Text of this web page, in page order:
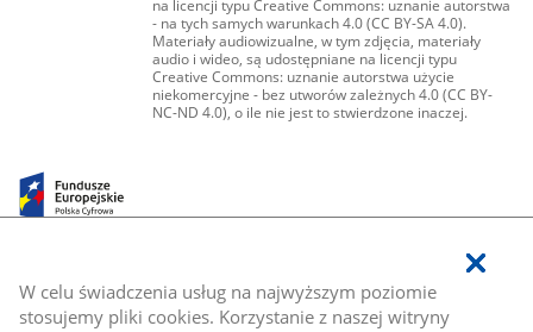
W celu świadczenia usług na najwyższym poziomie
stosujemy pliki cookies. Korzystanie z naszej witryny
na licencji typu Creative Commons: uznanie autorstwa
- na tych samych warunkach 4.0 (CC BY-SA 4.0).
Materiały audiowizualne, w tym zdjęcia, materiały
audio i wideo, są udostępniane na licencji typu
Creative Commons: uznanie autorstwa użycie
niekomercyjne - bez utworów zależnych 4.0 (CC BY-
NC-ND 4.0), o ile nie jest to stwierdzone inaczej.